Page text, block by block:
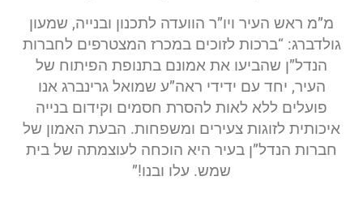
​מ”מ ראש העיר ויו”ר הוועדה לתכנון ובנייה, שמעון
גולדברג: “ברכות לזוכים במכרז המצטרפים לחברות
הנדל”ן שהביעו את אמונם בתנופת הפיתוח של
העיר, יחד עם ידידי ראה”ע שמואל גרינברג אנו
פועלים ללא לאות להסרת חסמים וקידום בנייה
איכותית לזוגות צעירים ומשפחות. הבעת האמון של
חברות הנדל”ן בעיר היא הוכחה לעוצמתה של בית
שמש. עלו ובנו!”